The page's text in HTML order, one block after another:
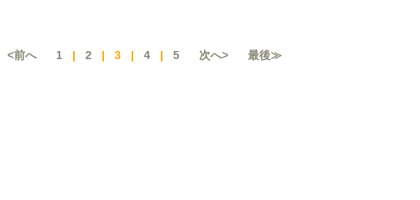
<前へ 1 |2 |3 |4 |5 次へ> 最後≫